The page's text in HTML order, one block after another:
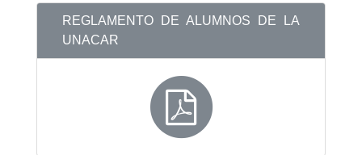
REGLAMENTO DE ALUMNOS DE LA
UNACAR